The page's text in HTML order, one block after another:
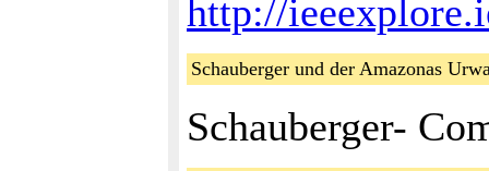
http://
Schauberger und der Amazonas
Schauberger-